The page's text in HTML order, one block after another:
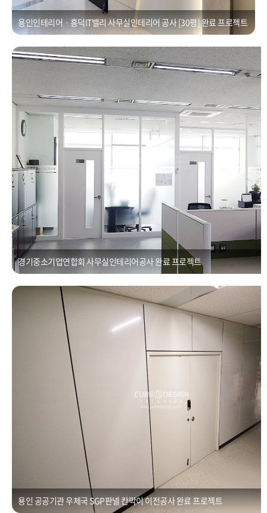
용인인테리어ㆍ흥덕IT밸리 사무실인테리어 공사 [30평] 완료 프로젝트
경기중소기업연합회 사무실인테리어공사
Posted on2021년 1월 1일byCUBEDESIGN
경기중소기업연합회 사무실인테리어공사 완료 프로젝트
용인 공공기관 우체국 SGP판넬 칸막이 이전공사
2021년 1월 1일byCUBEDESIGN
용인 공공기관 우체국 SGP판넬 칸막이 이전공사 완료 프로젝트